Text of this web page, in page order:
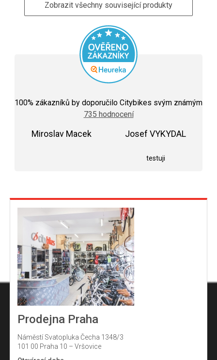
Zobrazit všechny související produkty
hodnocení
obchodu
je
100% zákazníků by doporučilo Citybikes svým známým
735 hodnocení
Miroslav Macek Josef VYKYDAL
testuji
Prodejna Praha
Náměstí Svatopluka Čecha 1348/3
101 00 Praha 10 – Vršovice